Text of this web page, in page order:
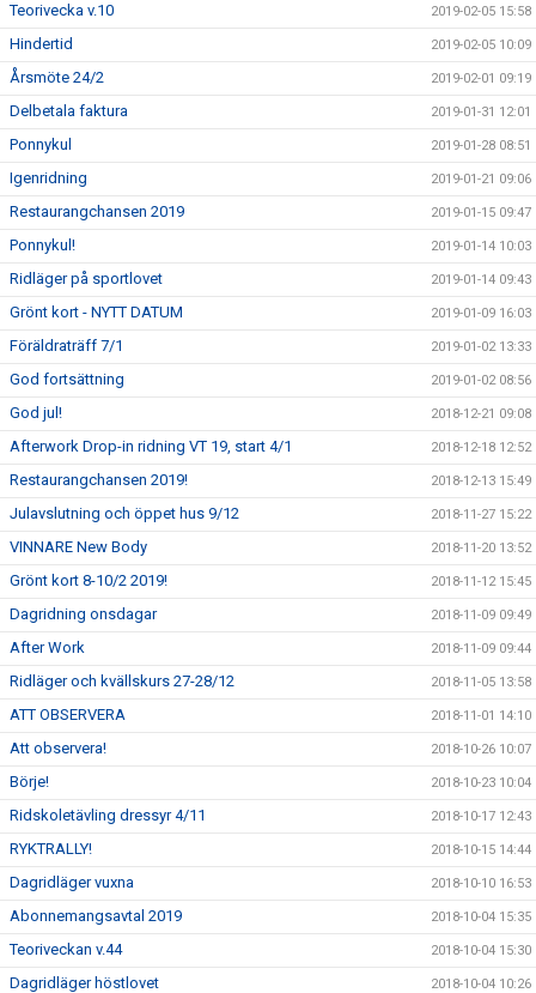
Teorivecka v.10 2019-02-05 15:58
Hindertid 2019-02-05 10:09
Årsmöte 24/2 2019-02-01 09:19
Delbetala faktura 2019-01-31 12:01
Ponnykul 2019-01-28 08:51
Igenridning 2019-01-21 09:06
Restaurangchansen 2019 2019-01-15 09:47
Ponnykul! 2019-01-14 10:03
Ridläger på sportlovet 2019-01-14 09:43
Grönt kort - NYTT DATUM 2019-01-09 16:03
Föräldraträff 7/1 2019-01-02 13:33
God fortsättning 2019-01-02 08:56
God jul! 2018-12-21 09:08
Afterwork Drop-in ridning VT 19, start 4/1 2018-12-18 12:52
Restaurangchansen 2019! 2018-12-13 15:49
Julavslutning och öppet hus 9/12 2018-11-27 15:22
VINNARE New Body 2018-11-20 13:52
Grönt kort 8-10/2 2019! 2018-11-12 15:45
Dagridning onsdagar 2018-11-09 09:49
After Work 2018-11-09 09:44
Ridläger och kvällskurs 27-28/12 2018-11-05 13:58
ATT OBSERVERA 2018-11-01 14:10
Att observera! 2018-10-26 10:07
Börje! 2018-10-23 10:04
Ridskoletävling dressyr 4/11 2018-10-17 12:43
RYKTRALLY! 2018-10-15 14:44
Dagridläger vuxna 2018-10-10 16:53
Abonnemangsavtal 2019 2018-10-04 15:35
Teoriveckan v.44 2018-10-04 15:30
Dagridläger höstlovet 2018-10-04 10:26